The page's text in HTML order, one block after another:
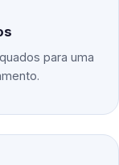
para uma